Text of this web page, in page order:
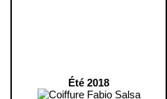
Été 2018